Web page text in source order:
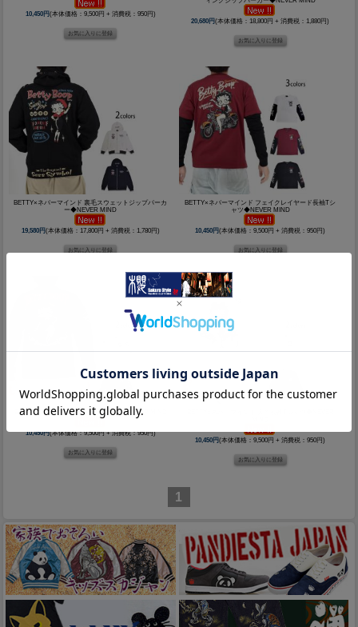
10,450円(本体価格：9,500円 + 消費税：950円)
20,680円(本体価格：18,800円 + 消費税：1,880円)
BETTY×ネバーマインド 裏毛スウェットジップパーカ
ー◆NEVER MIND
19,580円(本体価格：17,800円 + 消費税：1,780円)
BETTY×ネバーマインド フェイクレイヤード長袖Tシ
ャツ◆NEVER MIND
10,450円(本体価格：9,500円 + 消費税：950円)
BETTY×ネバーマインド 長袖Tシャツ◆NEVER MIND
10,450円(本体価格：9,500円 + 消費税：950円)
10,450円(本体価格：9,500円 + 消費税：950円)
1